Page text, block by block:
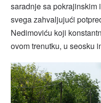
saradnje sa pokrajinskim
svega zahvaljujući
Nedimoviću koji
ovom trenutku, u seosku